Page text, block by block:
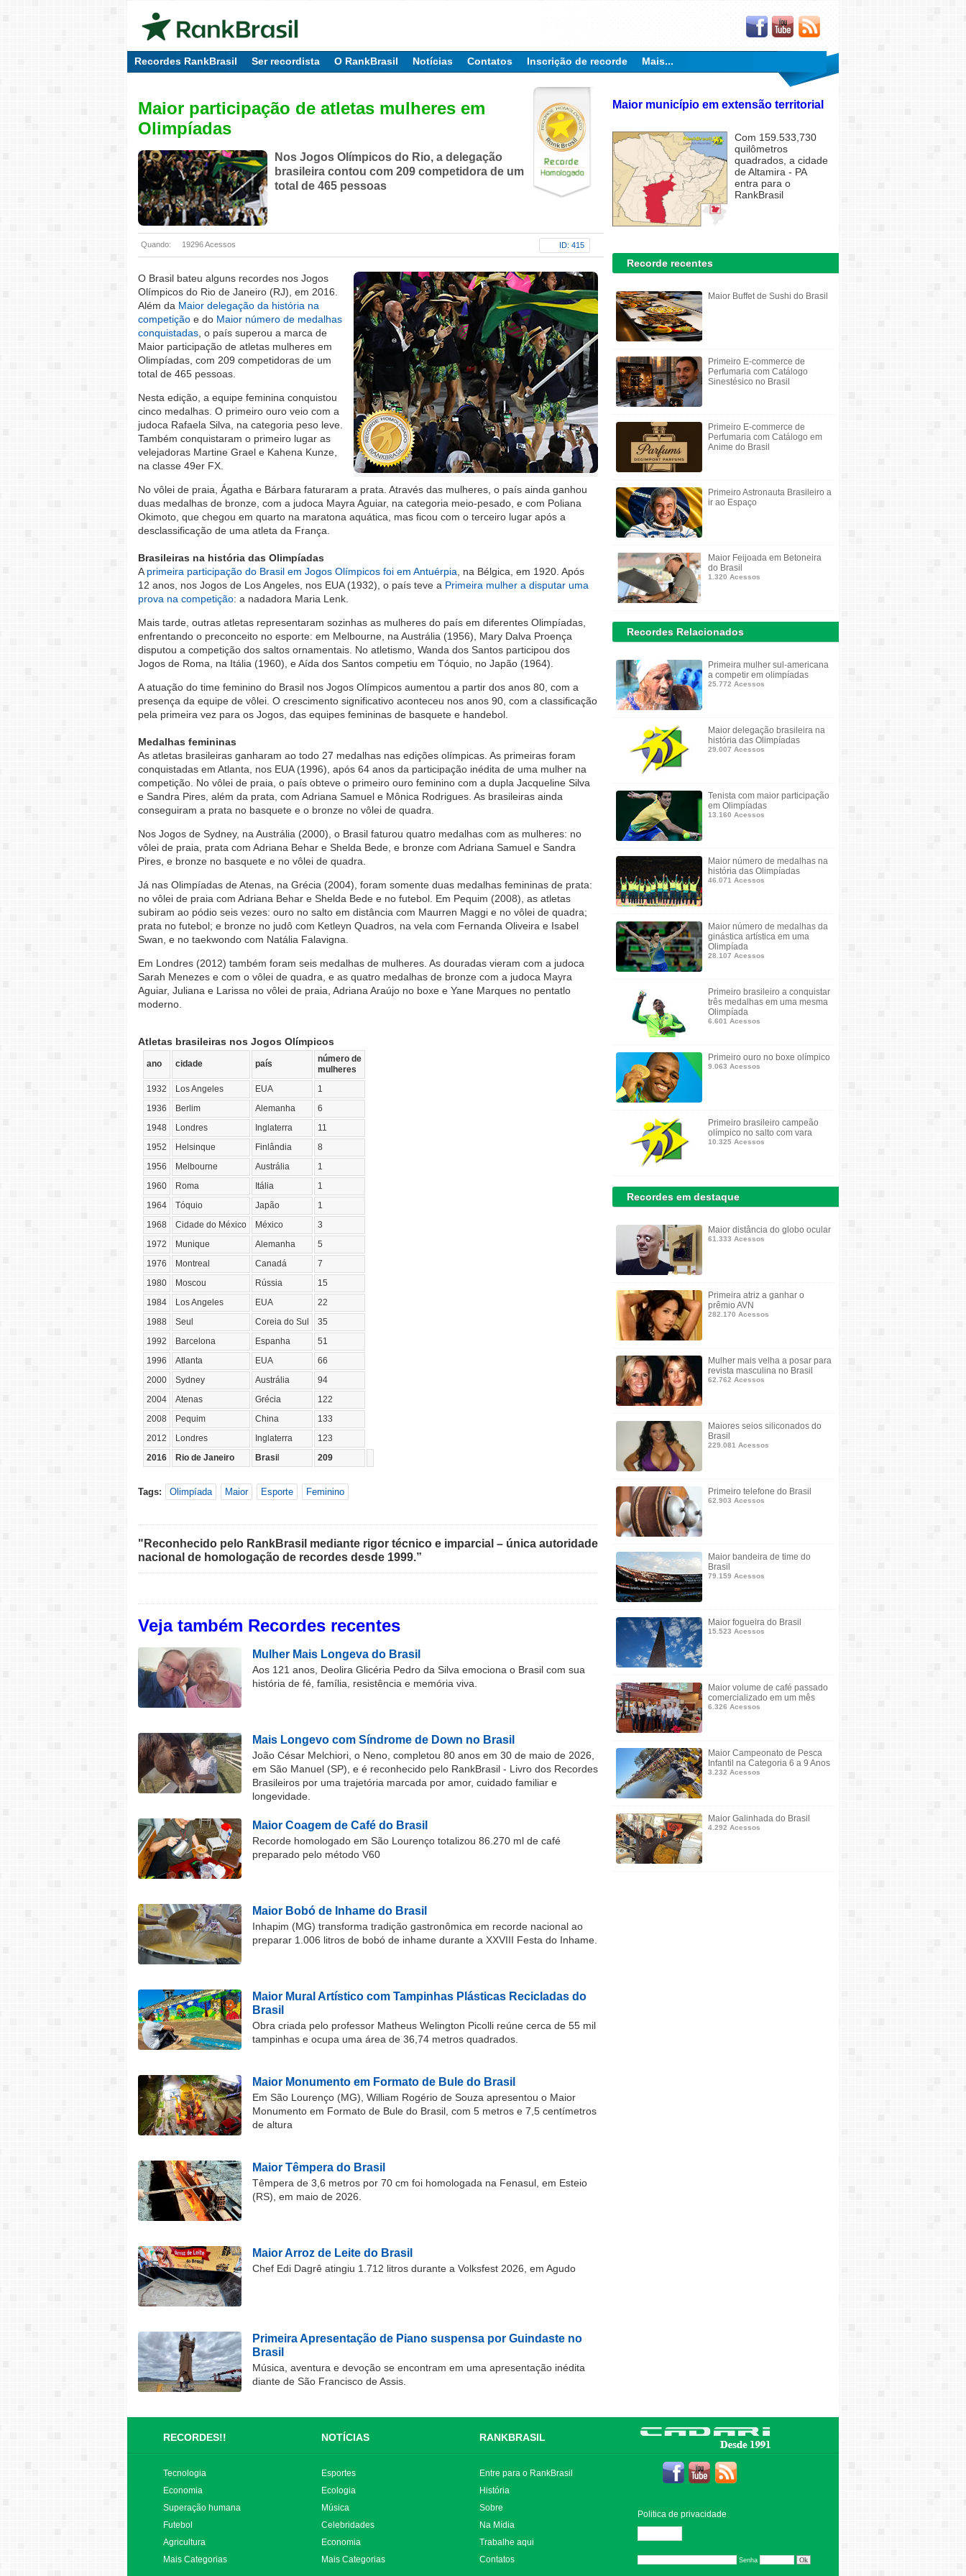
Recordes RankBrasil Ser recordista O RankBrasil Notícias Contatos Inscrição de recorde Mais...
Maior participação de atletas mulheres em
Olimpíadas
Nos Jogos Olímpicos do Rio, a delegação
brasileira contou com 209 competidora de um
total de 465 pessoas
Quando: 19296 Acessos ID: 415
O Brasil bateu alguns recordes nos Jogos
Olímpicos do Rio de Janeiro (RJ), em 2016.
Além da Maior delegação da história na
competição e do Maior número de medalhas
conquistadas , o país superou a marca de
Maior participação de atletas mulheres em
Olimpíadas, com 209 competidoras de um
total de 465 pessoas.
Nesta edição, a equipe feminina conquistou
cinco medalhas. O primeiro ouro veio com a
judoca Rafaela Silva, na categoria peso leve.
Também conquistaram o primeiro lugar as
velejadoras Martine Grael e Kahena Kunze,
na classe 49er FX.
No vôlei de praia, Ágatha e Bárbara faturaram a prata. Através das mulheres, o país ainda ganhou
duas medalhas de bronze, com a judoca Mayra Aguiar, na categoria meio-pesado, e com Poliana
Okimoto, que chegou em quarto na maratona aquática, mas ficou com o terceiro lugar após a
desclassificação de uma atleta da França.
Brasileiras na história das Olimpíadas
A primeira participação do Brasil em Jogos Olímpicos foi em Antuérpia , na Bélgica, em 1920. Após
12 anos, nos Jogos de Los Angeles, nos EUA (1932), o país teve a Primeira mulher a disputar uma
prova na competição: a nadadora Maria Lenk.
Mais tarde, outras atletas representaram sozinhas as mulheres do país em diferentes Olimpíadas,
enfrentando o preconceito no esporte: em Melbourne, na Austrália (1956), Mary Dalva Proença
disputou a competição dos saltos ornamentais. No atletismo, Wanda dos Santos participou dos
Jogos de Roma, na Itália (1960), e Aída dos Santos competiu em Tóquio, no Japão (1964).
A atuação do time feminino do Brasil nos Jogos Olímpicos aumentou a partir dos anos 80, com a
presença da equipe de vôlei. O crescimento significativo aconteceu nos anos 90, com a classificação
pela primeira vez para os Jogos, das equipes femininas de basquete e handebol.
Medalhas femininas
As atletas brasileiras ganharam ao todo 27 medalhas nas edições olímpicas. As primeiras foram
conquistadas em Atlanta, nos EUA (1996), após 64 anos da participação inédita de uma mulher na
competição. No vôlei de praia, o país obteve o primeiro ouro feminino com a dupla Jacqueline Silva
e Sandra Pires, além da prata, com Adriana Samuel e Mônica Rodrigues. As brasileiras ainda
conseguiram a prata no basquete e o bronze no vôlei de quadra.
Nos Jogos de Sydney, na Austrália (2000), o Brasil faturou quatro medalhas com as mulheres: no
vôlei de praia, prata com Adriana Behar e Shelda Bede, e bronze com Adriana Samuel e Sandra
Pires, e bronze no basquete e no vôlei de quadra.
Já nas Olimpíadas de Atenas, na Grécia (2004), foram somente duas medalhas femininas de prata:
no vôlei de praia com Adriana Behar e Shelda Bede e no futebol. Em Pequim (2008), as atletas
subiram ao pódio seis vezes: ouro no salto em distância com Maurren Maggi e no vôlei de quadra;
prata no futebol; e bronze no judô com Ketleyn Quadros, na vela com Fernanda Oliveira e Isabel
Swan, e no taekwondo com Natália Falavigna.
Em Londres (2012) também foram seis medalhas de mulheres. As douradas vieram com a judoca
Sarah Menezes e com o vôlei de quadra, e as quatro medalhas de bronze com a judoca Mayra
Aguiar, Juliana e Larissa no vôlei de praia, Adriana Araújo no boxe e Yane Marques no pentatlo
moderno.
Atletas brasileiras nos Jogos Olímpicos
ano cidade país
número de
mulheres
1932
Los Angeles EUA
1
1936
Berlim Alemanha
6
1948
Londres Inglaterra
11
1952
Helsinque Finlândia
8
1956
Melbourne Austrália
1
1960
Roma Itália
1
1964
Tóquio Japão
1
1968
Cidade do México México
3
1972
Munique Alemanha
5
1976
Montreal Canadá
7
1980
Moscou Rússia
15
1984
Los Angeles EUA
22
1988
Seul Coreia do Sul
35
1992
Barcelona Espanha
51
1996
Atlanta EUA
66
2000
Sydney Austrália
94
2004
Atenas Grécia
122
2008
Pequim China
133
2012
Londres Inglaterra
123
2016
Rio de Janeiro Brasi 209
Tags: Olimpíada Maior Esporte Feminino
"Reconhecido pelo RankBrasil mediante rigor técnico e imparcial – única autoridade
nacional de homologação de recordes desde 1999.”
Veja também Recordes recentes
Mulher Mais Longeva do Brasil
Aos 121 anos, Deolira Glicéria Pedro da Silva emociona o Brasil com sua
história de fé, família, resistência e memória viva.
Mais Longevo com Síndrome de Down no Brasil
João César Melchiori, o Neno, completou 80 anos em 30 de maio de 2026,
em São Manuel (SP), e é reconhecido pelo RankBrasil - Livro dos Recordes
Brasileiros por uma trajetória marcada por amor, cuidado familiar e
longevidade.
Maior Coagem de Café do Brasil
Recorde homologado em São Lourenço totalizou 86.270 ml de café
preparado pelo método V60
Maior Bobó de Inhame do Brasil
Inhapim (MG) transforma tradição gastronômica em recorde nacional ao
preparar 1.006 litros de bobó de inhame durante a XXVIII Festa do Inhame.
Maior Mural Artístico com Tampinhas Plásticas Recicladas do
Brasil
Obra criada pelo professor Matheus Welington Picolli reúne cerca de 55 mil
tampinhas e ocupa uma área de 36,74 metros quadrados.
Maior Monumento em Formato de Bule do Brasil
Em São Lourenço (MG), William Rogério de Souza apresentou o Maior
Monumento em Formato de Bule do Brasil, com 5 metros e 7,5 centímetros
de altura
Maior Têmpera do Brasil
Têmpera de 3,6 metros por 70 cm foi homologada na Fenasul, em Esteio
(RS), em maio de 2026.
Maior Arroz de Leite do Brasil
Chef Edi Dagrê atingiu 1.712 litros durante a Volksfest 2026, em Agudo
Primeira Apresentação de Piano suspensa por Guindaste no
Brasil
Música, aventura e devoção se encontram em uma apresentação inédita
diante de São Francisco de Assis.
Maior município em extensão territorial
Com 159.533,730
quilômetros
quadrados, a cidade
de Altamira - PA
entra para o
RankBrasil
Recorde recentes
Maior Buffet de Sushi do Brasil
Primeiro E-commerce de
Perfumaria com Catálogo
Sinestésico no Brasil
Primeiro E-commerce de
Perfumaria com Catálogo em
Anime do Brasil
Primeiro Astronauta Brasileiro a
ir ao Espaço
Maior Feijoada em Betoneira
do Brasil
1.320 Acessos
Recordes Relacionados
Primeira mulher sul-americana
a competir em olimpíadas
25.772 Acessos
Maior delegação brasileira na
história das Olimpíadas
29.007 Acessos
Tenista com maior participação
em Olimpíadas
13.160 Acessos
Maior número de medalhas na
história das Olimpíadas
46.071 Acessos
Maior número de medalhas da
ginástica artística em uma
Olimpíada
28.107 Acessos
Primeiro brasileiro a conquistar
três medalhas em uma mesma
Olimpíada
6.601 Acessos
Primeiro ouro no boxe olímpico
9.063 Acessos
Primeiro brasileiro campeão
olímpico no salto com vara
10.325 Acessos
Recordes em destaque
Maior distância do globo ocular
61.333 Acessos
Primeira atriz a ganhar o
prêmio AVN
282.170 Acessos
Mulher mais velha a posar para
revista masculina no Brasil
62.762 Acessos
Maiores seios siliconados do
Brasil
229.081 Acessos
Primeiro telefone do Brasil
62.903 Acessos
Maior bandeira de time do
Brasil
79.159 Acessos
Maior fogueira do Brasil
15.523 Acessos
Maior volume de café passado
comercializado em um mês
6.326 Acessos
Maior Campeonato de Pesca
Infantil na Categoria 6 a 9 Anos
3.232 Acessos
Maior Galinhada do Brasil
4.292 Acessos
RECORDES!! NOTÍCIAS RANKBRASIL
Tecnologia
Economia
Superação humana
Futebol
Agricultura
Mais Categorias
Esportes
Ecologia
Música
Celebridades
Economia
Mais Categorias
Entre para o RankBrasil
História
Sobre
Na Mídia
Trabalhe aqui
Contatos
Politica de privacidade
Senha